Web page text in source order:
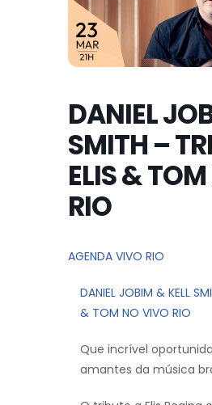
DANIEL
SMITH –
ELIS &
RIO
AGENDA VIVO RIO
DANIEL JOBIM & KELL
& TOM NO VIVO RIO
Que incrível
amantes da música